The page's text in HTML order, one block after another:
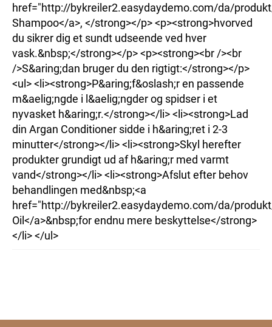
href="http://bykreiler2.easydaydemo.com/da/
Shampoo</a>, </strong></p> <p><strong>hvorved
du sikrer dig et sundt udseende ved hver
vask.&nbsp;</strong></p> <p><strong><br /><br
/>S&aring;dan bruger du den rigtigt:</strong></p>
<ul> <li><strong>P&aring;f&oslash;r en passende
m&aelig;ngde i l&aelig;ngder og spidser i et
nyvasket h&aring;r.</strong></li> <li><strong>Lad
din Argan Conditioner sidde i h&aring;ret i 2-3
minutter</strong></li> <li><strong>Skyl herefter
produkter grundigt ud af h&aring;r med varmt
vand</strong></li> <li><strong>Afslut efter behov
behandlingen med&nbsp;<a
href="http://bykreiler2.easydaydemo.com/da/
Oil</a>&nbsp;for endnu mere beskyttelse</strong>
</li> </ul>